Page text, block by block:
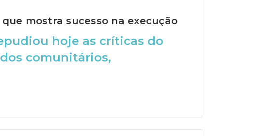
mostra sucesso na execução
hoje as críticas do
comunitários,